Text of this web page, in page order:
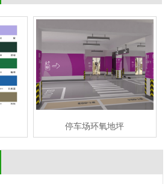
停车场环氧地坪
停车场环氧地坪
停车场地坪
查看详情
立即询问